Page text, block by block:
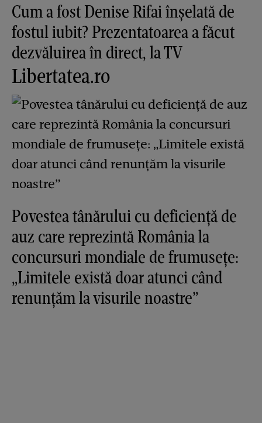
Cum a fost Denise Rifai înșelată de
fostul iubit? Prezentatoarea a făcut
dezvăluirea în direct, la TV
Libertatea.ro
Povestea tânărului cu deficiență de
auz care reprezintă România la
concursuri mondiale de frumusețe:
„Limitele există doar atunci când
renunțăm la visurile noastre”